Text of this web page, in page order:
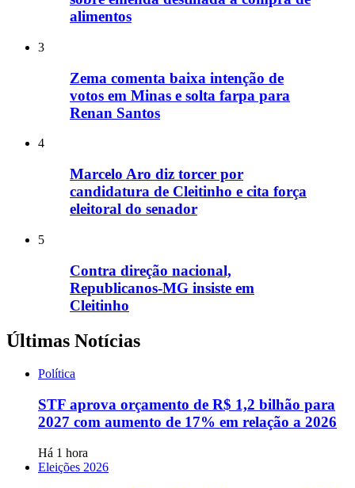
alimentos
3
Zema comenta baixa intenção de
votos em Minas e solta farpa para
Renan Santos
4
Marcelo Aro diz torcer por
candidatura de Cleitinho e cita força
eleitoral do senador
5
Contra direção nacional,
Republicanos-MG insiste em
Cleitinho
Últimas Notícias
Política
STF aprova orçamento de R$ 1,2 bilhão para
2027 com aumento de 17% em relação a 2026
Há 1 hora
Eleições 2026